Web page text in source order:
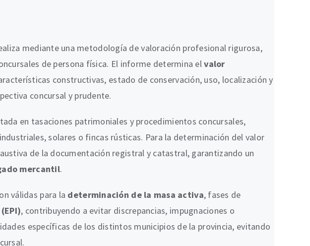
mediante una metodología de valoración profesional rigurosa,
de persona física. El informe determina elvalor
constructivas, estado de conservación, uso, localización y
concursal y prudente.
en tasaciones patrimoniales y procedimientos concursales,
solares o fincas rústicas. Para la determinación del valor
de la documentación registral y catastral, garantizando un
mercantil.
válidas para la determinación de la masa activa, fases de
, contribuyendo a evitar discrepancias, impugnaciones o
específicas de los distintos municipios de la provincia, evitando